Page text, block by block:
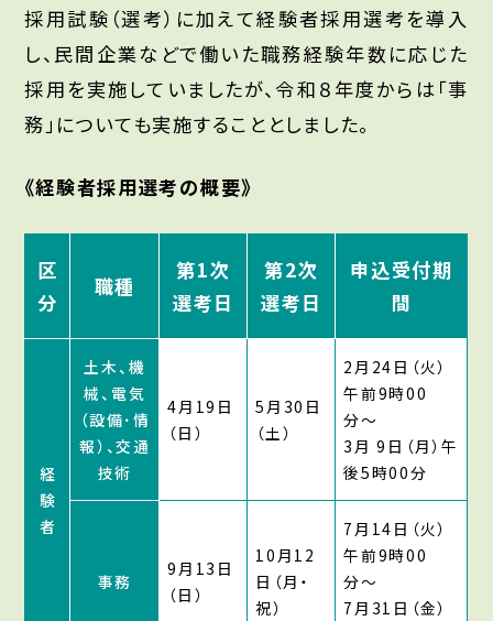
採用試験（選考）に加えて経験者採用選考を導入
し、民間企業などで働いた職務経験年数に応じた
採用を実施していましたが、令和８年度からは「事
務」についても実施することとしました。
《経験者採用選考の概要》
区
分
職種
第1次
選考日
第2次
選考日
申込受付期
間
経
験
者
土木、機
械、電気
（設備･情
報）、交通
技術
4月19日
（日）
5月30日
（土）
2月24日（火）
午前9時00
分〜
3月 9日（月）午
後5時00分
事務
9月13日
（日）
10月12
日（月・
祝）
7月14日（火）
午前9時00
分〜
7月31日（金）